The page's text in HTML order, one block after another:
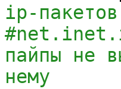
ip-пакетов
пайпы не
нему